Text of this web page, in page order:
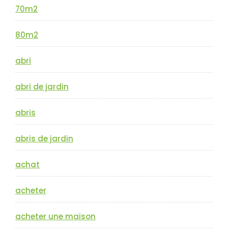
70m2
80m2
abri
abri de jardin
abris
abris de jardin
achat
acheter
acheter une maison